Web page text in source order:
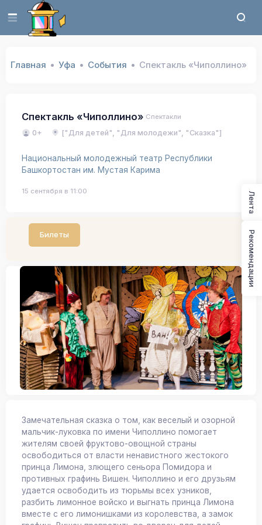
Главная Уфа События Спектакль «Чиполлино»
Спектакль «Чиполлино» Спектакли
0+ ["Для детей", "Для молодежи", "Сказка"]
Национальный молодежный театр Республики
Башкортостан им. Мустая Карима
15 сентября в 11:00
Билеты
Замечательная сказка о том, как веселый и озорной
мальчик-луковка по имени Чиполлино помогает
жителям своей фруктово-овощной страны
освободиться от власти ненавистного жестокого
принца Лимона, злющего сеньора Помидора и
противных графинь Вишен. Чиполлино и его друзьям
удается освободить из тюрьмы всех узников,
разбить лимонное войско и выгнать принца Лимона
вместе с его лимонишками из королевства, а замок
Лента
Рекомендации